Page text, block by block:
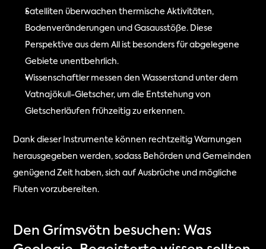
Satelliten überwachen thermische Aktivitäten,
Bodenveränderungen und Gasausstöße. Diese
Perspektive aus dem All ist besonders für abgelegene
Gebiete unentbehrlich.
Wissenschaftler messen den Wasserstand unter dem
Vatnajökull-Gletscher, um die Entstehung von
Gletscherläufen frühzeitig zu erkennen.
Dank dieser Instrumente können rechtzeitig Warnungen
herausgegeben werden, sodass Behörden und Gemeinden
genügend Zeit haben, sich auf Ausbrüche und mögliche
Fluten vorzubereiten.
Den Grímsvötn besuchen: Was